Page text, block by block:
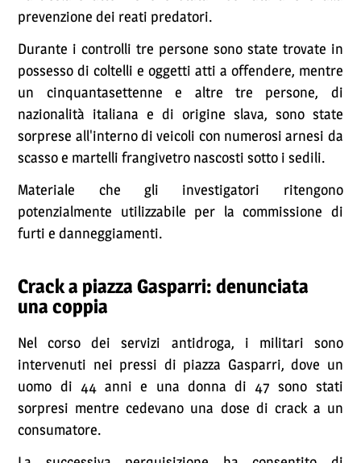
prevenzione dei reati predatori.
Durante i controlli tre persone sono state trovate in
possesso di coltelli e oggetti atti a offendere, mentre
un cinquantasettenne e altre tre persone, di
nazionalità italiana e di origine slava, sono state
sorprese all'interno di veicoli con numerosi arnesi da
scasso e martelli frangivetro nascosti sotto i sedili.
Materiale che gli investigatori ritengono
potenzialmente utilizzabile per la commissione di
furti e danneggiamenti.
Crack a piazza Gasparri: denunciata
una coppia
Nel corso dei servizi antidroga, i militari sono
intervenuti nei pressi di piazza Gasparri, dove un
uomo di 44 anni e una donna di 47 sono stati
sorpresi mentre cedevano una dose di crack a un
consumatore.